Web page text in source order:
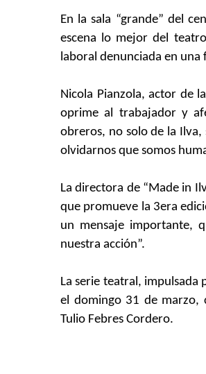
En la sala “grande” del
escena lo mejor del
laboral denunciada en
Nicola Pianzola, actor de
oprime al trabajador y
obreros, no solo de la
olvidarnos que somos
La directora de “Made in
que promueve la 3era
un mensaje importante,
nuestra acción”.
La serie teatral,
el domingo 31 de marzo,
Tulio Febres Cordero.